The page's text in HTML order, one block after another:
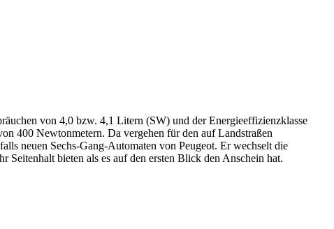
von 4,0 bzw. 4,1 Litern (SW) und der Energieeffizienzklasse
400 Newtonmetern. Da vergehen für den auf Landstraßen
neuen Sechs-Gang-Automaten von Peugeot. Er wechselt die
bieten als es auf den ersten Blick den Anschein hat.